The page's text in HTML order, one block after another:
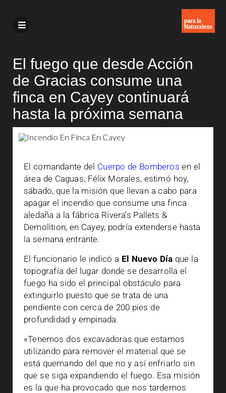
El fuego que desde Acción
de Gracias consume una
finca en Cayey continuará
hasta la próxima semana
El comandante del Cuerpo de Bomberos en el
área de Caguas, Félix Morales, estimó hoy,
sábado, que la misión que llevan a cabo para
apagar el incendio que consume una finca
aledaña a la fábrica Rivera’s Pallets &
Demolition, en Cayey, podría extenderse hasta
la semana entrante.
El funcionario le indicó a El Nuevo Día que la
topografía del lugar donde se desarrolla el
fuego ha sido el principal obstáculo para
extinguirlo puesto que se trata de una
pendiente con cerca de 200 pies de
profundidad y empinada.
«Tenemos dos excavadoras que estamos
utilizando para remover el material que se
está quemando del que no y así enfriarlo sin
que se siga expandiendo el fuego. Esa misión
es la que ha provocado que nos tardemos